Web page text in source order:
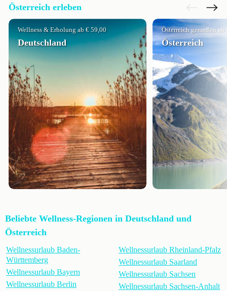
Österreich erleben
Wellness & Erholung ab € 59,00
Deutschland
Österreich genießen ab
Österreich
Beliebte Wellness-Regionen in Deutschland und
Österreich
Wellnessurlaub Baden-
Württemberg
Wellnessurlaub Bayern
Wellnessurlaub Berlin
Wellnessurlaub Rheinland-Pfalz
Wellnessurlaub Saarland
Wellnessurlaub Sachsen
Wellnessurlaub Sachsen-Anhalt